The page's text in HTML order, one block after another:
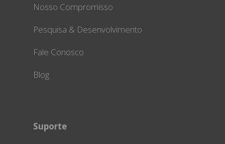
Nosso Compromisso
Pesquisa & Desenvolvimento
Fale Conosco
Blog
Suporte